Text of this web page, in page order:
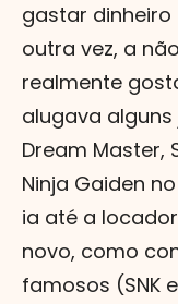
gastar
outra vez, a
realmente
alugava
Dream Master,
Ninja Gaiden
ia até a
novo, como
famosos (SNK